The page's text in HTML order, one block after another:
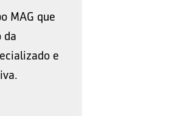
MAG que
da
e